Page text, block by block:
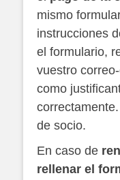
mismo
instrucciones
el formulario,
vuestro
como
de socio.
En caso de
rellenar el